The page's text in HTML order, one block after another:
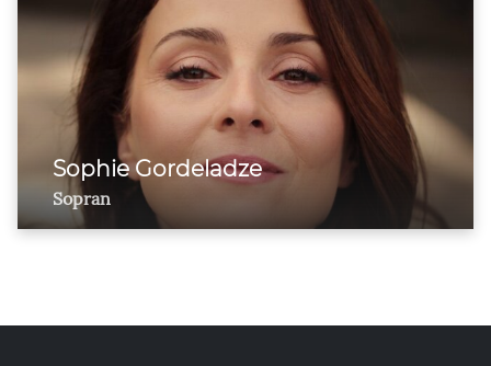
Sophie Gordeladze
Sopran